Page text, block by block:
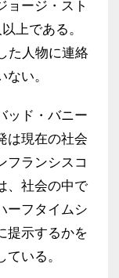
ョージ・スト
上である。
た人物に連絡
い。
ッド・バニー
は現在の社会
フランシスコ
、社会の中で
ーフタイムシ
提示するかを
いる。